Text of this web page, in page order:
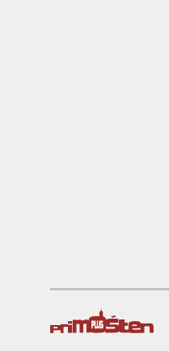
Orange-Themes.com